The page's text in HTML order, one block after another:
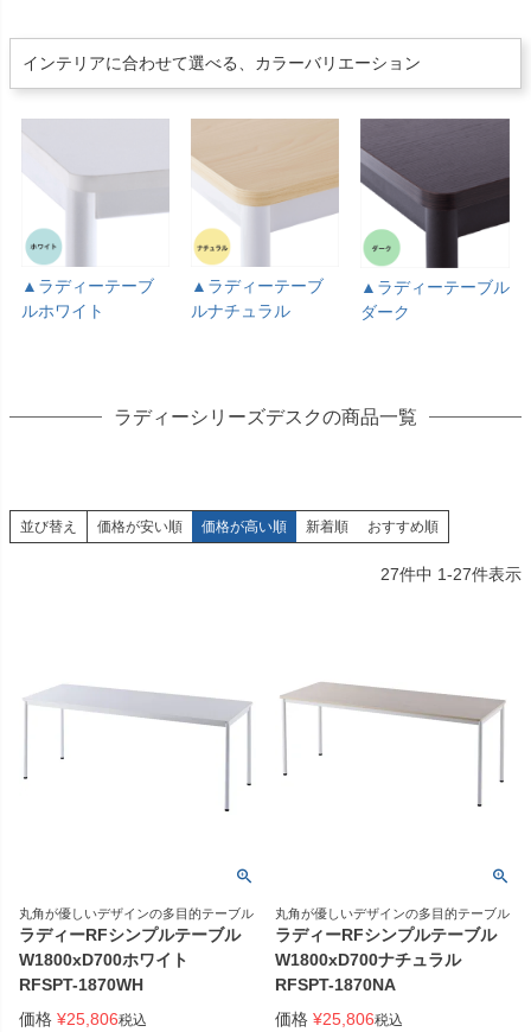
インテリアに合わせて選べる、カラーバリエーション
▲ラディーテーブ
ルホワイト
▲ラディーテーブ
ルナチュラル
▲ラディーテーブル
ダーク
ラディーシリーズデスクの商品一覧
並び替え 価格が安い順 価格が高い順 新着順 おすすめ順
27件中 1-27件表示
丸角が優しいデザインの多目的テーブル
ラディーRFシンプルテーブル
W1800xD700ホワイト
RFSPT-1870WH
価格 ¥25,806税込
丸角が優しいデザインの多目的テーブル
ラディーRFシンプルテーブル
W1800xD700ナチュラル
RFSPT-1870NA
価格 ¥25,806税込